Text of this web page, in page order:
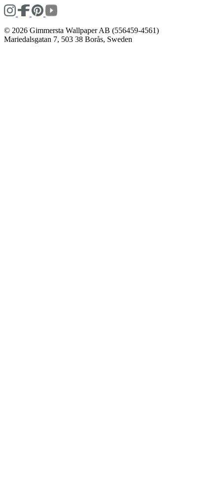
© 2026 Gimmersta Wallpaper AB (556459-4561)
Mariedalsgatan 7, 503 38 Borås, Sweden